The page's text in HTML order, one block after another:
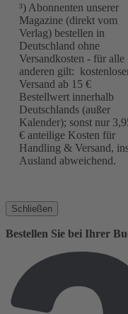
³) Abonnenten unserer
Magazine (direkt vom
Verlag) bestellen in
Deutschland ohne
Versandkosten - für alle
anderen gilt:
Versand ab 15 €
Bestellwert innerhalb
Deutschlands (außer
Kalender); sonst nur
€ anteilige Kosten für
Handling & Versand,
Ausland abweichend.
Schließen
Bestellen Sie bei Ihrer